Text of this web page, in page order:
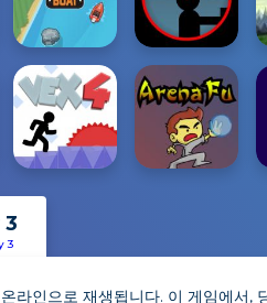
3
라인으로 재생됩니다. 이 게임에서,